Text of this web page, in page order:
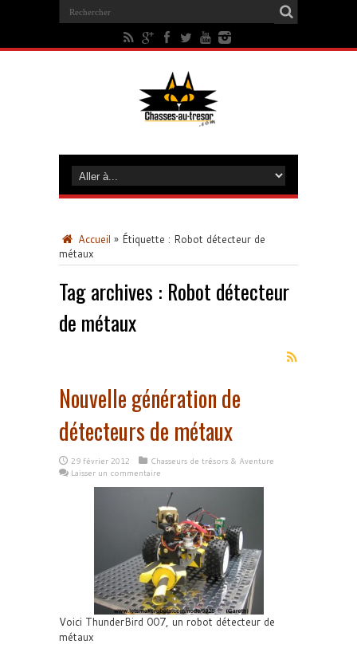
Accueil » Étiquette : Robot détecteur de
métaux
Tag archives : Robot détecteur
de métaux
Nouvelle génération de
détecteurs de métaux
29 février 2012
Chasseurs de trésors & Aventure
Laisser un commentaire
Voici ThunderBird 007, un robot détecteur de
métaux